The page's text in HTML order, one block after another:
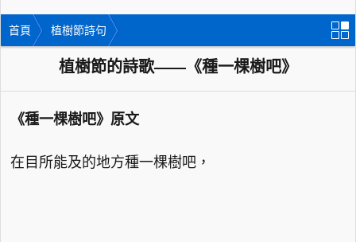
首頁 植樹節詩句
植樹節的詩歌——《種一棵樹吧》
《種一棵樹吧》原文
在目所能及的地方種一棵樹吧，